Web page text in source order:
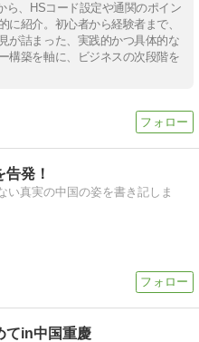
ら、HSコード設定や通関のポイン
に紹介。初心者から経験者まで、
が詰まった、実践的かつ具体的な
構築を軸に、ビジネスの次段階を
発！
い真実の中国の姿を書き記しま
てin中国重慶